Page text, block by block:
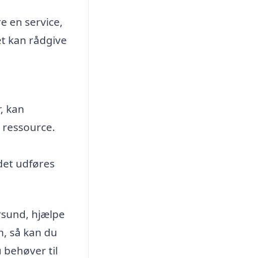
en service,
kan rådgive
kan
udføres
hjælpe
så kan du
behøver til